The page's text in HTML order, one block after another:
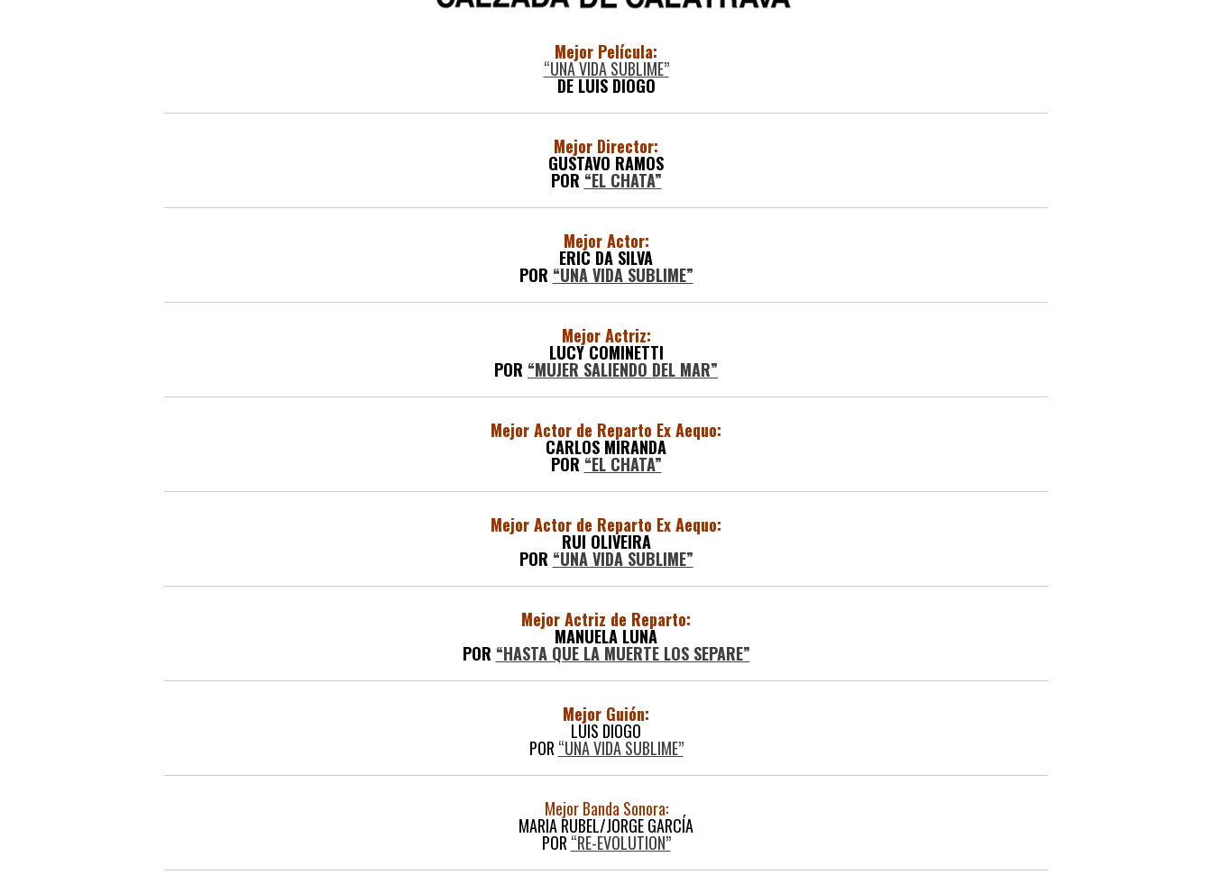
Mejor Película:
“UNA VIDA SUBLIME”
DE LUIS DIOGO
Mejor Director:
GUSTAVO RAMOS
POR “EL CHATA”
Mejor Actor:
ERIC DA SILVA
POR “UNA VIDA SUBLIME”
Mejor Actriz:
LUCY COMINETTI
POR “MUJER SALIENDO DEL MAR”
Mejor Actor de Reparto Ex Aequo:
CARLOS MIRANDA
POR “EL CHATA”
Mejor Actor de Reparto Ex Aequo:
RUI OLIVEIRA
POR “UNA VIDA SUBLIME”
Mejor Actriz de Reparto:
MANUELA LUNA
POR “HASTA QUE LA MUERTE LOS SEPARE”
Mejor Guión:
LUIS DIOGO
POR “UNA VIDA SUBLIME”
Mejor Banda Sonora:
MARIA RUBEL/JORGE GARCÍA
POR “RE-EVOLUTION”